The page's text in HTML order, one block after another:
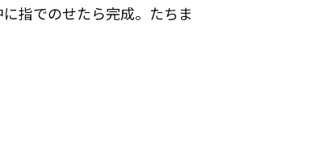
指でのせたら完成。たちま